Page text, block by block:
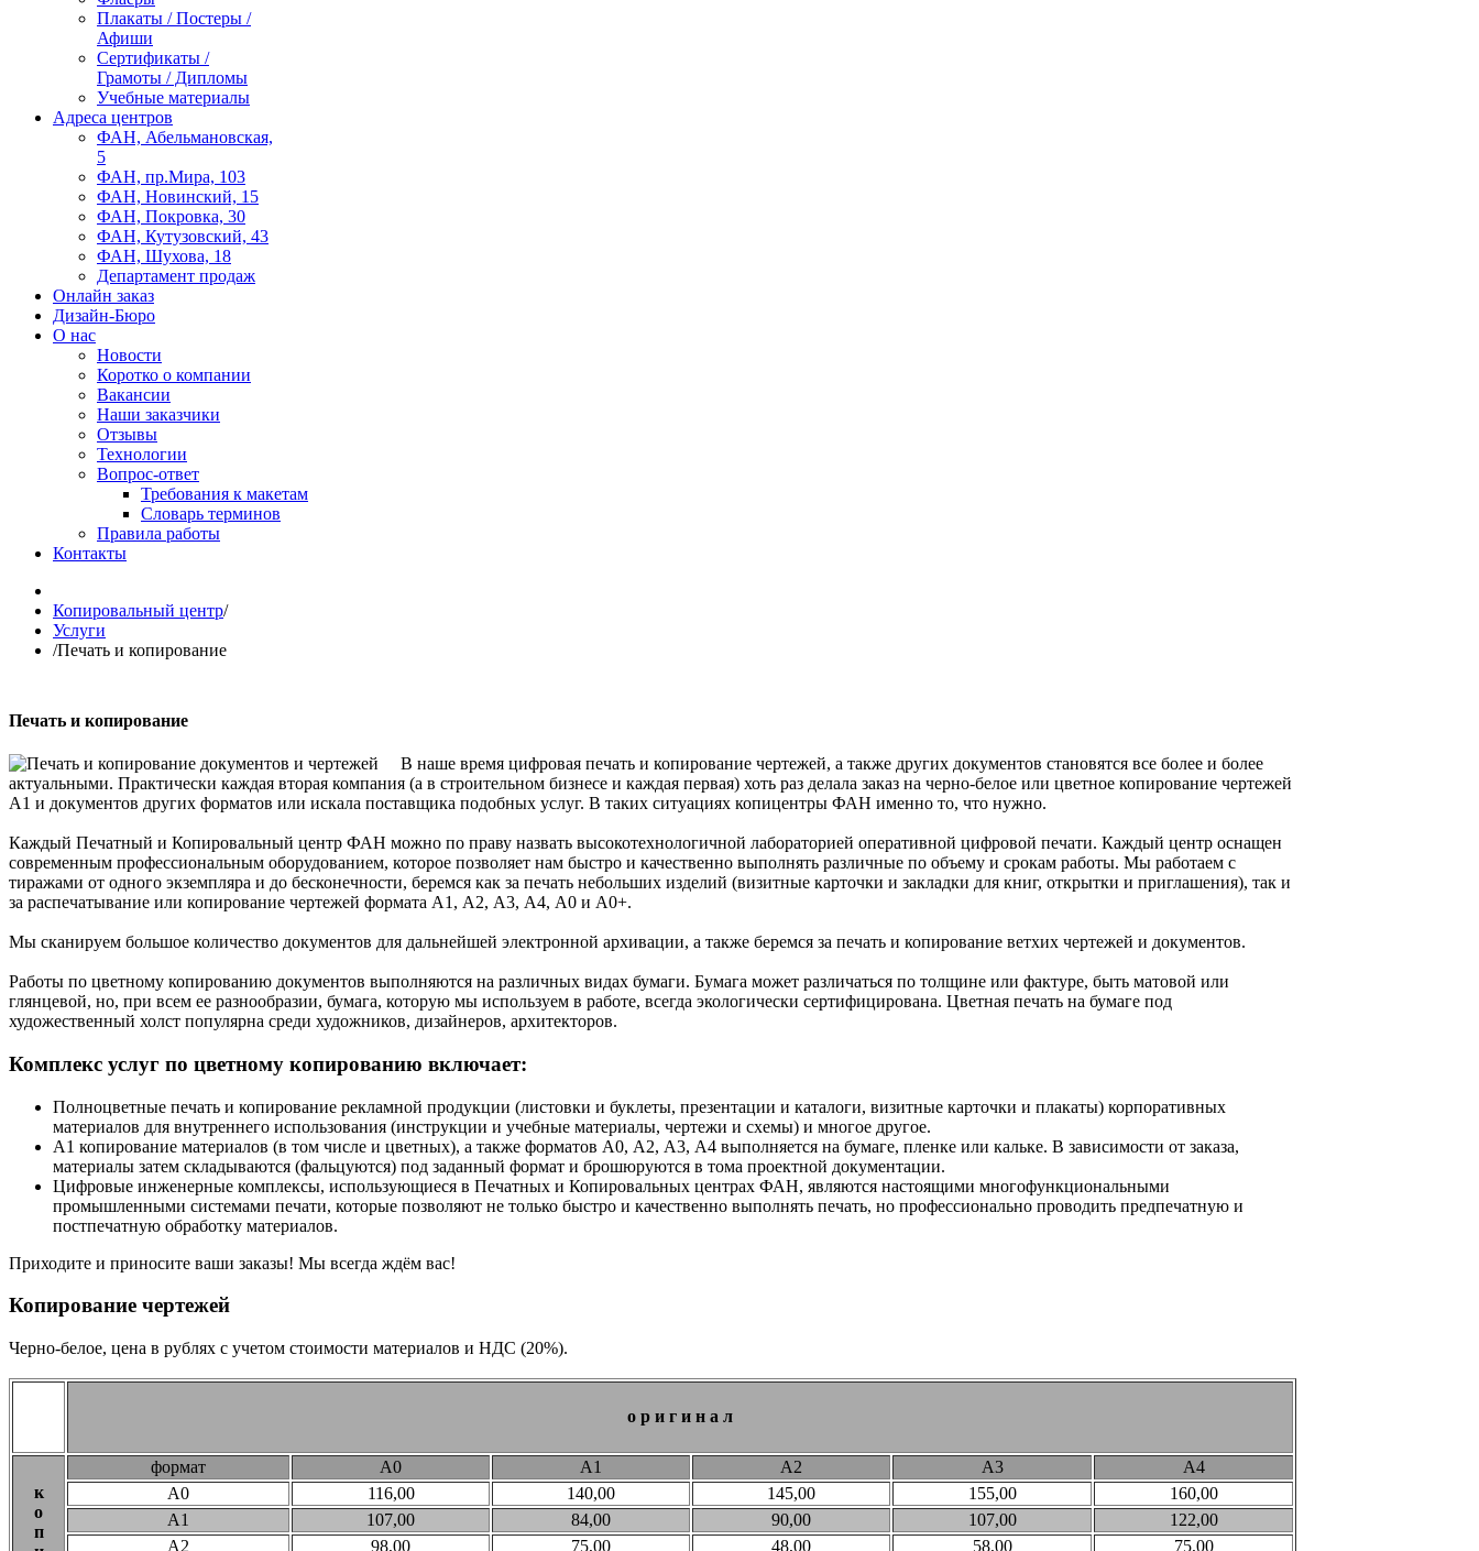
Плакаты / Постеры /
Афиши
Сертификаты /
Грамоты / Дипломы
Учебные материалы
Адреса центров
ФАН, Абельмановская,
5
ФАН, пр.Мира, 103
ФАН, Новинский, 15
ФАН, Покровка, 30
ФАН, Кутузовский, 43
ФАН, Шухова, 18
Департамент продаж
Онлайн заказ
Дизайн-Бюро
О нас
Новости
Коротко о компании
Вакансии
Наши заказчики
Отзывы
Технологии
Вопрос-ответ
Требования к макетам
Словарь терминов
Правила работы
Контакты
Копировальный центр/
Услуги
/Печать и копирование
Печать и копирование
В наше время цифровая печать и копирование чертежей, а также других документов становятся все более и более
актуальными. Практически каждая вторая компания (а в строительном бизнесе и каждая первая) хоть раз делала заказ на черно-белое или цветное копирование чертежей
А1 и документов других форматов или искала поставщика подобных услуг. В таких ситуациях копицентры ФАН именно то, что нужно.
Каждый Печатный и Копировальный центр ФАН можно по праву назвать высокотехнологичной лабораторией оперативной цифровой печати. Каждый центр оснащен
современным профессиональным оборудованием, которое позволяет нам быстро и качественно выполнять различные по объему и срокам работы. Мы работаем с
тиражами от одного экземпляра и до бесконечности, беремся как за печать небольших изделий (визитные карточки и закладки для книг, открытки и приглашения), так и
за распечатывание или копирование чертежей формата А1, А2, А3, А4, А0 и А0+.
Мы сканируем большое количество документов для дальнейшей электронной архивации, а также беремся за печать и копирование ветхих чертежей и документов.
Работы по цветному копированию документов выполняются на различных видах бумаги. Бумага может различаться по толщине или фактуре, быть матовой или
глянцевой, но, при всем ее разнообразии, бумага, которую мы используем в работе, всегда экологически сертифицирована. Цветная печать на бумаге под
художественный холст популярна среди художников, дизайнеров, архитекторов.
Комплекс услуг по цветному копированию включает:
Полноцветные печать и копирование рекламной продукции (листовки и буклеты, презентации и каталоги, визитные карточки и плакаты) корпоративных
материалов для внутреннего использования (инструкции и учебные материалы, чертежи и схемы) и многое другое.
А1 копирование материалов (в том числе и цветных), а также форматов А0, А2, А3, А4 выполняется на бумаге, пленке или кальке. В зависимости от заказа,
материалы затем складываются (фальцуются) под заданный формат и брошюруются в тома проектной документации.
Цифровые инженерные комплексы, использующиеся в Печатных и Копировальных центрах ФАН, являются настоящими многофункциональными
промышленными системами печати, которые позволяют не только быстро и качественно выполнять печать, но профессионально проводить предпечатную и
постпечатную обработку материалов.
Приходите и приносите ваши заказы! Мы всегда ждём вас!
Копирование чертежей
Черно-белое, цена в рублях с учетом стоимости материалов и НДС (20%).
о р и г и н а л
к
о
п
формат А0 А1 А2 А3
А4
А0
116,00 140,00 145,00 155,00
160,00
А1
107,00 84,00 90,00 107,00
122,00
А2
98,00 75,00 48,00 58,00
75,00